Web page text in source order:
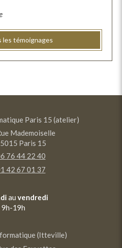
les témoignages
Paris 15 (atelier)
Mademoiselle
Paris 15
76 44 22 40
42 67 01 37
au vendredi
9h-19h
(Itteville)